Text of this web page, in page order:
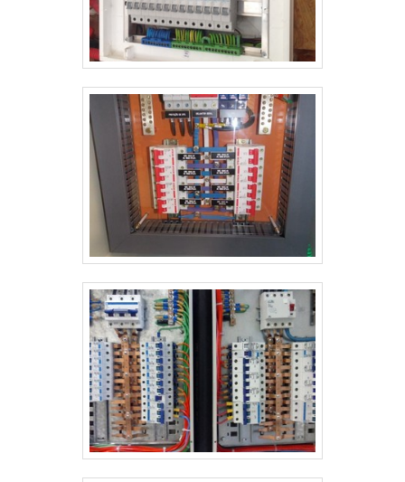
para a Pégaso Soluções Elétricas ter se tornado
destaque quando pensamos em uma empresa que
entrega confiança e serviços de qualidade. Alguns
consultores associados; Profissionais com vasta
experiência na área de atuação; Equipe focada na
ética e aplicação das melhores práticas no mercado;
Escritório de alta qualidade onde são realizadas as
atividades; Matéria-prima de excelente qualidade;
Equipamentos de última geração.QUALIDADES E
PONTOS FORTES DA EMPRESAApenas na Pégaso
Soluções Elétricas tem a solução ideal para quadro
geral de distribuição. Os clientes encontram itens
como banco de capacitores para correção de fator
de potência e quadro geral de luz e força.É
reconhecida por ser uma empresa comprometida
com seus serviços e uma empresa que preza pela
segurança, características possíveis pelo fato de a
empresa ter escritório de alta qualidade onde são
realizadas as atividades e estrutura suficiente para
atender todas as demandas. Esses fatores, somados